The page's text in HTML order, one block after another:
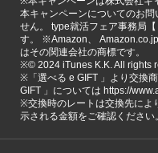
本キャンペーンについてのお
せん。 type就活フェア事務局
す。 ※Amazon、
はその関連会社の商標です。
※©️ 2024 iTunes K.K. All rights
※「選べる e GIFT 」より交換
GIFT 」については https://
※交換時のレートは交換先によ
示される金額をご確認ください。